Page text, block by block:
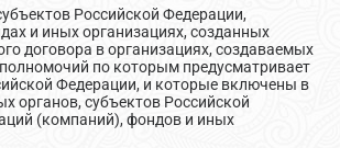
Российской Федерации,
и иных организациях, созданных
договора в организациях, создаваемых
по которым предусматривает
Федерации, и которые включены в
органов, субъектов Российской
(компаний), фондов и иных